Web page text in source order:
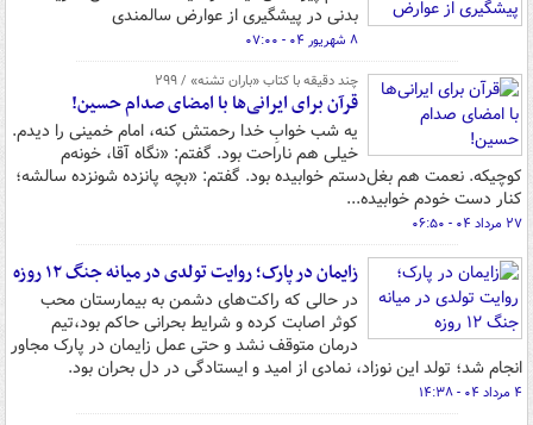
بدنی در پیشگیری از عوارض سالمندی
۸ شهریور ۰۴ - ۰۷:۰۰
چند دقیقه با کتاب‌ «باران تشنه» / ۲۹۹
قرآن برای ایرانی‌ها با امضای صدام حسین!
یه شب خوابِ خدا رحمتش کنه، امام خمینی را دیدم.
خیلی هم ناراحت بود. گفتم: «نگاه آقا، خونه‌م
کوچیکه. نعمت هم بغل‌دستم خوابیده بود. گفتم: «بچه پانزده شونزده سالشه؛
کنار دست خودم خوابیده...
۲۷ مرداد ۰۴ - ۰۶:۵۰
زایمان در پارک؛ روایت تولدی در میانه جنگ ۱۲ روزه
در حالی که راکت‌های دشمن به بیمارستان محب
کوثر اصابت کرده و شرایط بحرانی حاکم بود،تیم
درمان متوقف نشد و حتی عمل زایمان در پارک مجاور
انجام شد؛ تولد این نوزاد، نمادی از امید و ایستادگی در دل بحران بود.
۴ مرداد ۰۴ - ۱۴:۳۸